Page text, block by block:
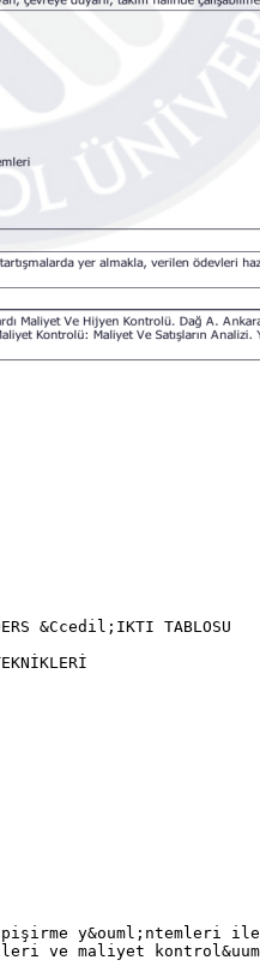
&Ccedil;IKTI TABLOSU
y&ouml;ntemleri
ve maliyet